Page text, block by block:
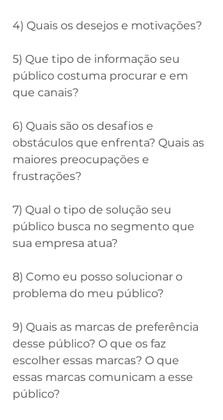
4) Quais os desejos e motivações?
5) Que tipo de informação seu
público costuma procurar e em
que canais?
6) Quais são os desafios e
obstáculos que enfrenta? Quais as
maiores preocupações e
frustrações?
7) Qual o tipo de solução seu
público busca no segmento que
sua empresa atua?
8) Como eu posso solucionar o
problema do meu público?
9) Quais as marcas de preferência
desse público? O que os faz
escolher essas marcas? O que
essas marcas comunicam a esse
público?